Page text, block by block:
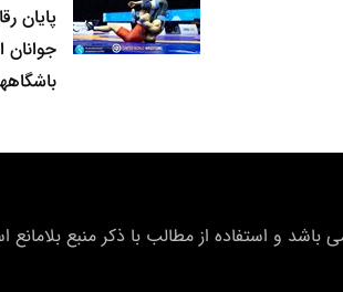
پایان
جوانان
و استفاده از مطالب با ذکر منبع